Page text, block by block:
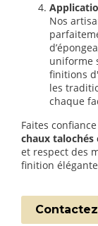
Nos
uniforme
finitions
les
chaque
Faites
chaux talochés
et respect des
finition